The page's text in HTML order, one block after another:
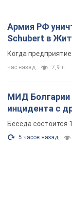
Армия РФ
Schubert в
Когда
час назад 7,9 т.
МИД Болгарии
инцидента с
Беседа состоится
5 часов назад